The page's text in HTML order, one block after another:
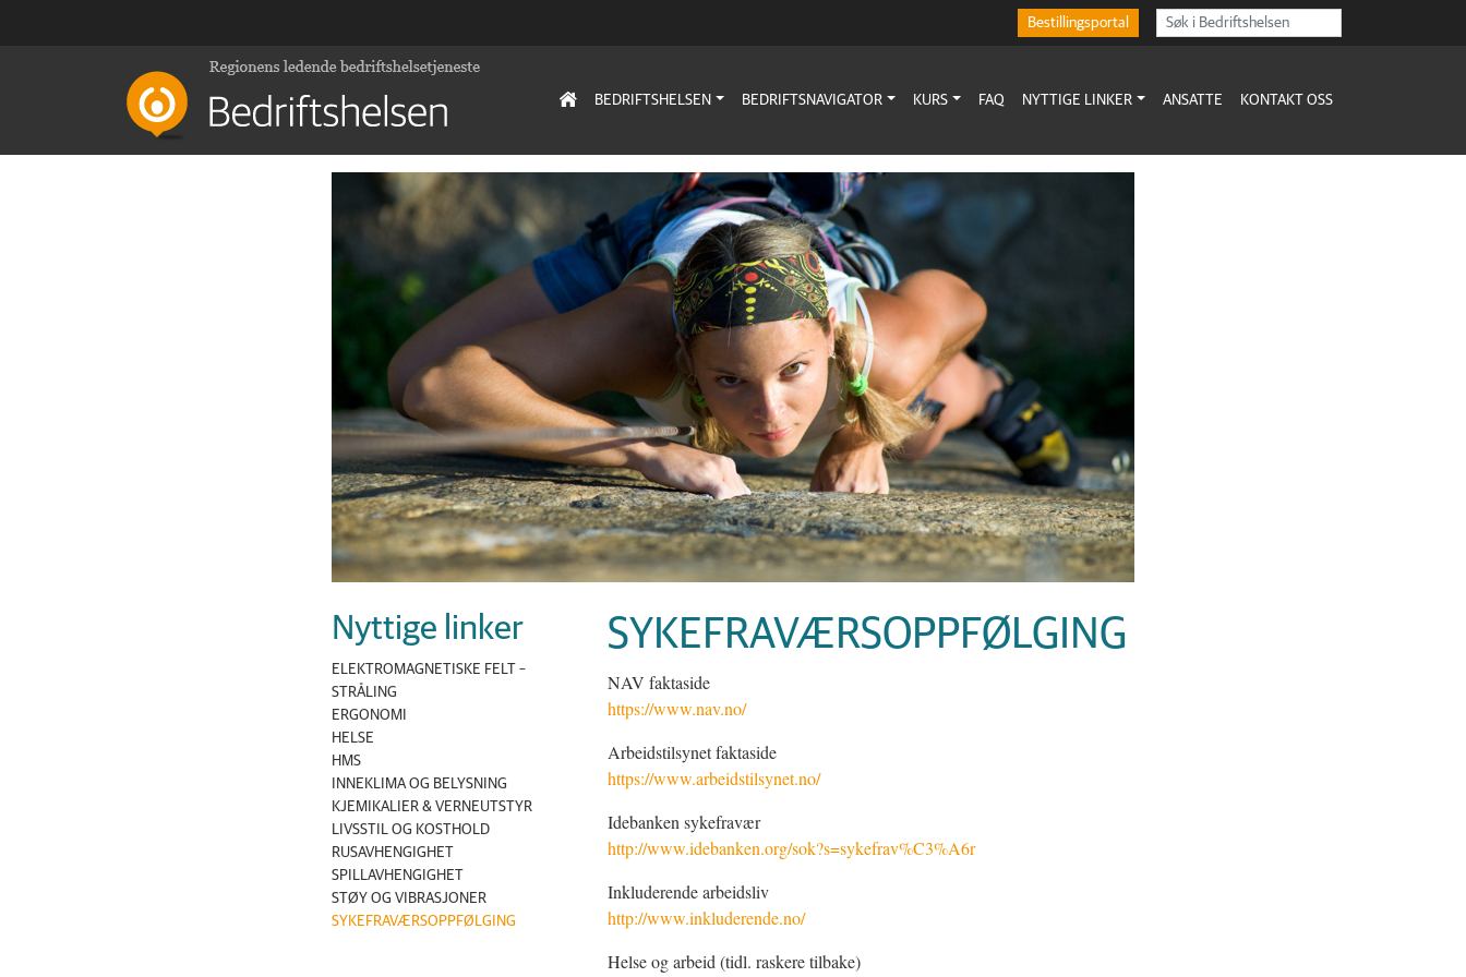
Bestillingsportal
BEDRIFTSHELSEN BEDRIFTSNAVIGATOR KURS FAQ NYTTIGE LINKER ANSATTE KONTAKT OSS
Nyttige linker
ELEKTROMAGNETISKE FELT –
STRÅLING
ERGONOMI
HELSE
HMS
INNEKLIMA OG BELYSNING
KJEMIKALIER & VERNEUTSTYR
LIVSSTIL OG KOSTHOLD
RUSAVHENGIGHET
SPILLAVHENGIGHET
STØY OG VIBRASJONER
SYKEFRAVÆRSOPPFØLGING
SYKEFRAVÆRSOPPFØLGING
NAV faktaside
https://www.nav.no/
Arbeidstilsynet faktaside
https://www.arbeidstilsynet.no/
Idebanken sykefravær
http://www.idebanken.org/sok?s=sykefrav%C3%A6r
Inkluderende arbeidsliv
http://www.inkluderende.no/
Helse og arbeid (tidl. raskere tilbake)